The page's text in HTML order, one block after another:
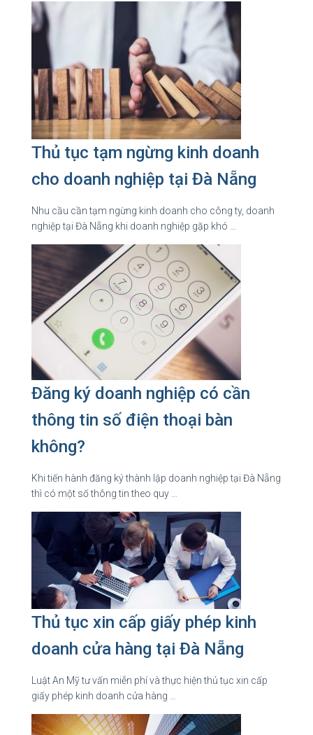
Thủ tục tạm ngừng kinh doanh
cho doanh nghiệp tại Đà Nẵng
Nhu cầu cần tạm ngừng kinh doanh cho công ty, doanh
nghiệp tại Đà Nẵng khi doanh nghiệp gặp khó …
Đăng ký doanh nghiệp có cần
thông tin số điện thoại bàn
không?
Khi tiến hành đăng ký thành lập doanh nghiệp tại Đà Nẵng
thì có một số thông tin theo quy …
Thủ tục xin cấp giấy phép kinh
doanh cửa hàng tại Đà Nẵng
Luật An Mỹ tư vấn miễn phí và thực hiện thủ tục xin cấp
giấy phép kinh doanh cửa hàng …